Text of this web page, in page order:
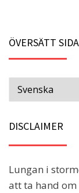
ÖVERSÄTT
DISCLAIMER
Lungan i
att ta hand om